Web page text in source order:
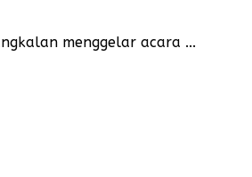
menggelar acara ...